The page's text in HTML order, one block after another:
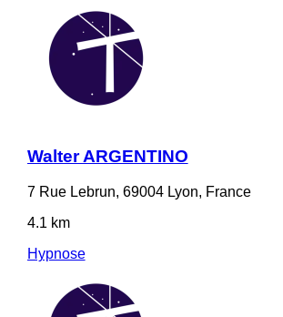
Walter ARGENTINO
7 Rue Lebrun, 69004 Lyon, France
4.1 km
Hypnose